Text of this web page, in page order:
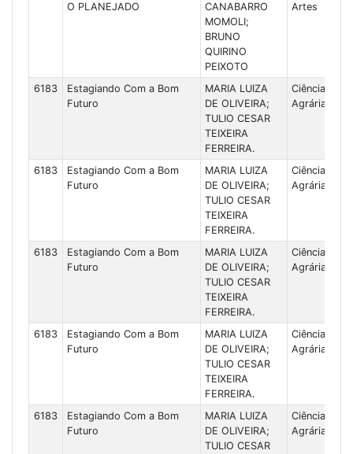
O PLANEJADO
CANABARRO
MOMOLI;
BRUNO
QUIRINO
PEIXOTO
Artes
6183
Estagiando Com a Bom
Futuro
MARIA LUIZA
DE OLIVEIRA;
TULIO CESAR
TEIXEIRA
FERREIRA.
Ciências
Agrárias
6183
Estagiando Com a Bom
Futuro
MARIA LUIZA
DE OLIVEIRA;
TULIO CESAR
TEIXEIRA
FERREIRA.
Ciências
Agrárias
6183
Estagiando Com a Bom
Futuro
MARIA LUIZA
DE OLIVEIRA;
TULIO CESAR
TEIXEIRA
FERREIRA.
Ciências
Agrárias
6183
Estagiando Com a Bom
Futuro
MARIA LUIZA
DE OLIVEIRA;
TULIO CESAR
TEIXEIRA
FERREIRA.
Ciências
Agrárias
6183
Estagiando Com a Bom
Futuro
MARIA LUIZA
DE OLIVEIRA;
TULIO CESAR
Ciências
Agrárias